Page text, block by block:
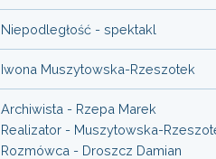
Niepodległość - spektakl
Iwona Muszytowska-Rzeszotek
Archiwista - Rzepa Marek
Realizator - Muszytowska-
Rozmówca - Droszcz Damian